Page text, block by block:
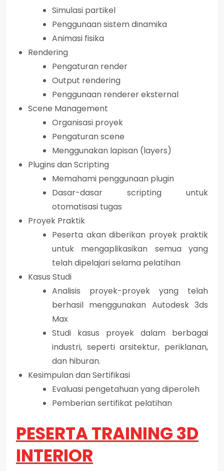
Simulasi partikel
Penggunaan sistem dinamika
Animasi fisika
Rendering
Pengaturan render
Output rendering
Penggunaan renderer eksternal
Scene Management
Organisasi proyek
Pengaturan scene
Menggunakan lapisan (layers)
Plugins dan Scripting
Memahami penggunaan plugin
Dasar-dasar scripting untuk
otomatisasi tugas
Proyek Praktik
Peserta akan diberikan proyek praktik
untuk mengaplikasikan semua yang
telah dipelajari selama pelatihan
Kasus Studi
Analisis proyek-proyek yang telah
berhasil menggunakan Autodesk 3ds
Max
Studi kasus proyek dalam berbagai
industri, seperti arsitektur, periklanan,
dan hiburan.
Kesimpulan dan Sertifikasi
Evaluasi pengetahuan yang diperoleh
Pemberian sertifikat pelatihan
PESERTA TRAINING 3D
INTERIOR